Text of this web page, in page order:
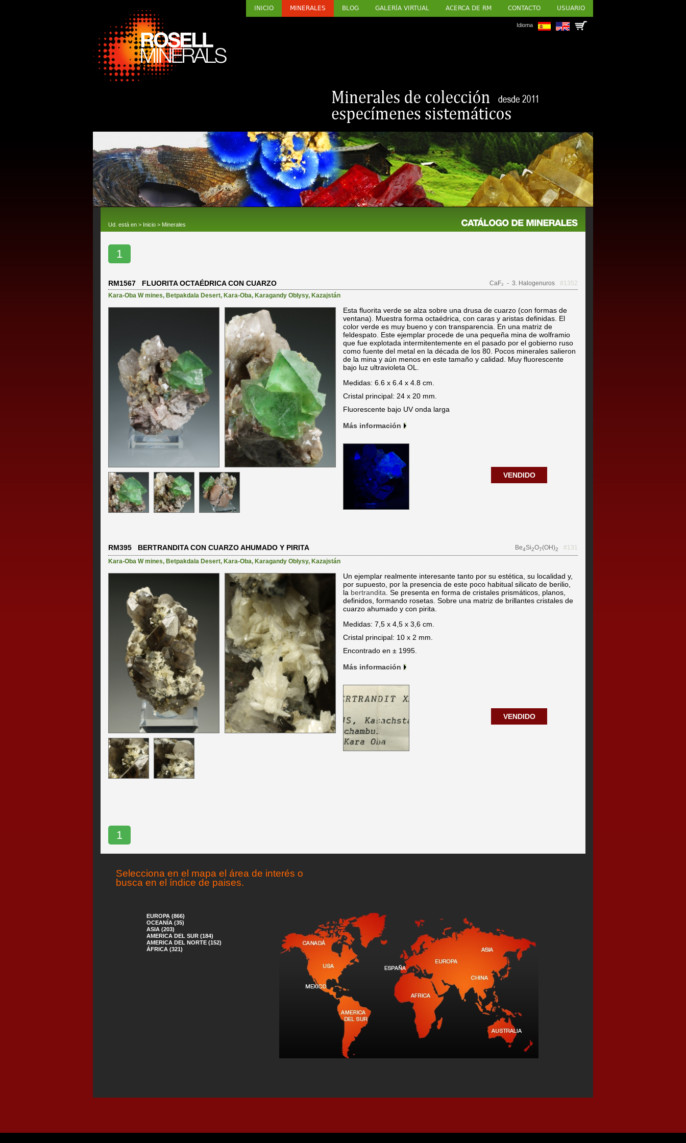
INICIO MINERALES BLOG GALERÍA VIRTUAL ACERCA DE RM CONTACTO USUARIO
Idioma
Ud. está en > Inicio > Minerales
1
RM1567 FLUORITA OCTAÉDRICA CON CUARZO CaF₂ - 3. Halogenuros
#1352
Kara-Oba W mines, Betpakdala Desert, Kara-Oba, Karagandy Oblysy, Kazajstán
Esta fluorita verde se alza sobre una drusa de cuarzo (con formas de
ventana). Muestra forma octaédrica, con caras y aristas definidas. El
color verde es muy bueno y con transparencia. En una matriz de
feldespato. Este ejemplar procede de una pequeña mina de wolframio
que fue explotada intermitentemente en el pasado por el gobierno ruso
como fuente del metal en la década de los 80. Pocos minerales salieron
de la mina y aún menos en este tamaño y calidad. Muy fluorescente
bajo luz ultravioleta OL.
Medidas: 6.6 x 6.4 x 4.8 cm.
Cristal principal: 24 x 20 mm.
Fluorescente bajo UV onda larga
Más información
VENDIDO
RM395 BERTRANDITA CON CUARZO AHUMADO Y PIRITA Be4Si2O7(OH)2
#131
Kara-Oba W mines, Betpakdala Desert, Kara-Oba, Karagandy Oblysy, Kazajstán
Un ejemplar realmente interesante tanto por su estética, su localidad y,
por supuesto, por la presencia de este poco habitual silicato de berilio,
la bertrandita . Se presenta en forma de cristales prismáticos, planos,
definidos, formando rosetas. Sobre una matriz de brillantes cristales de
cuarzo ahumado y con pirita.
Medidas: 7,5 x 4,5 x 3,6 cm.
Cristal principal: 10 x 2 mm.
Encontrado en ± 1995.
Más información
VENDIDO
1
Selecciona en el mapa el área de interés o
busca en el índice de paises.
EUROPA (866)
OCEANÍA (35)
ASIA (203)
AMERICA DEL SUR (184)
AMERICA DEL NORTE (152)
ÁFRICA (321)